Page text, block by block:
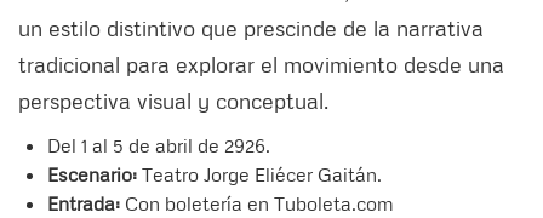
un estilo distintivo que prescinde de la narrativa
tradicional para explorar el movimiento desde una
perspectiva visual y conceptual.
Del 1 al 5 de abril de 2926.
Escenario: Teatro Jorge Eliécer Gaitán.
Entrada: Con boletería en Tuboleta.com